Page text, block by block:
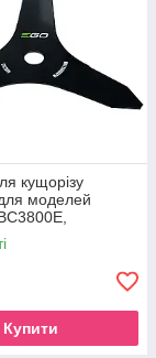
кущорізу
моделей
BCA1200
Купити